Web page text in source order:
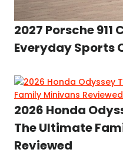
2027 Porsche
Everyday Sports
2026 Honda
The Ultimate
Reviewed